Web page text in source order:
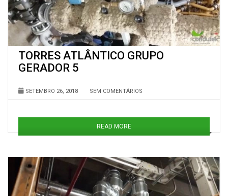
TORRES ATLÂNTICO GRUPO
GERADOR 5
SETEMBRO 26, 2018 SEM COMENTÁRIOS
READ MORE